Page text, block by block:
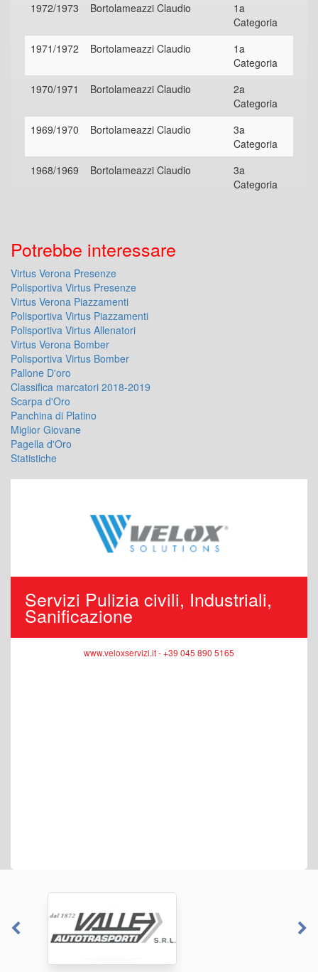
1972/1973
Bortolameazzi Claudio
1a
Categoria
1971/1972
Bortolameazzi Claudio
1a
Categoria
1970/1971
Bortolameazzi Claudio
2a
Categoria
1969/1970
Bortolameazzi Claudio
3a
Categoria
1968/1969
Bortolameazzi Claudio
3a
Categoria
Potrebbe interessare
Virtus Verona Presenze
Polisportiva Virtus Presenze
Virtus Verona Piazzamenti
Polisportiva Virtus Piazzamenti
Polisportiva Virtus Allenatori
Virtus Verona Bomber
Polisportiva Virtus Bomber
Pallone D'oro
Classifica marcatori 2018-2019
Scarpa d'Oro
Panchina di Platino
Miglior Giovane
Pagella d'Oro
Statistiche
Servizi Pulizia civili, Industriali,
Sanificazione
www.veloxservizi.it - +39 045 890 5165